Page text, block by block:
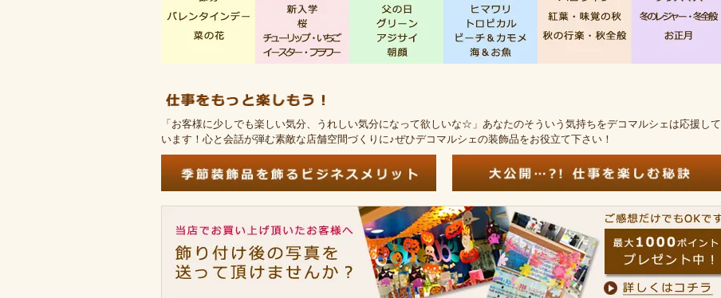
「お客様に少しでも楽しい気分、うれしい気分になって欲しいな☆」あなたのそういう気持ちをデコマルシェは応援して
います！心と会話が弾む素敵な店舗空間づくりに♪ぜひデコマルシェの装飾品をお役立て下さい！